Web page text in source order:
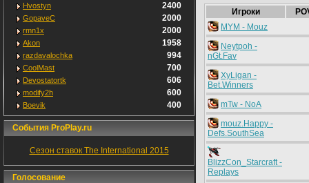
Hvostyn 2400
GopaveC 2000
rmn1x 2000
Akon 1958
razdavalochka 994
CoolMast 700
Devostatortk 606
modify2h 600
Boevik 400
События ProPlay.ru
Сезон ставок The International 2015
Голосование
Игроки
MYM - Mouz
Neytpoh -
nGt.Fav
XyLigan -
Bet.Winners
mTw - NoA
mouz.Happy -
Defs.SouthSea
BlizzCon_Starcraft -
Replays